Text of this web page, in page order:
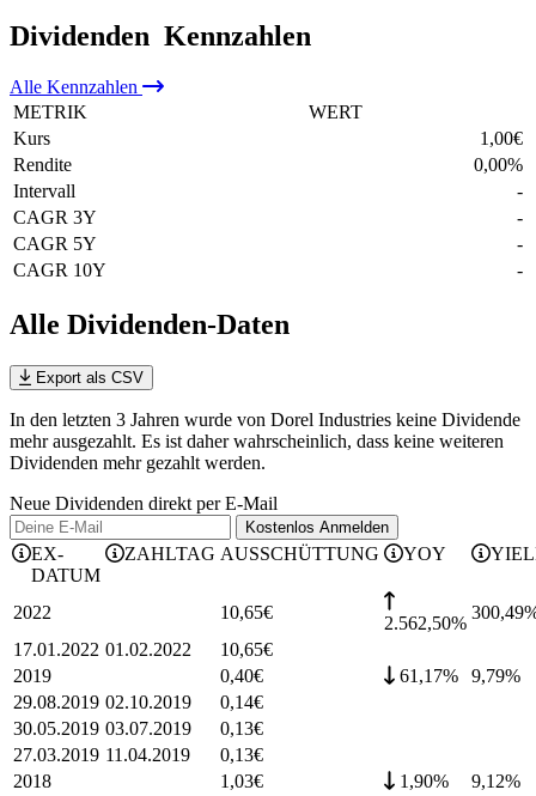
Dividenden Kennzahlen
Alle Kennzahlen
METRIK
WERT
Kurs
1,00€
Rendite
0,00%
Intervall
-
CAGR 3Y
-
CAGR 5Y
-
CAGR 10Y
-
Alle Dividenden-Daten
Export als CSV
In den letzten 3 Jahren wurde von Dorel Industries keine Dividende
mehr ausgezahlt. Es ist daher wahrscheinlich, dass keine weiteren
Dividenden mehr gezahlt werden.
Neue Dividenden direkt per E-Mail
Kostenlos Anmelden
EX-
DATUM
ZAHLTAG AUSSCHÜTTUNG YOY
2022 10,65€
2.562,50%
300,49
17.01.2022 01.02.2022 10,65€
2019
0,40€ 61,17% 9,79%
29.08.2019 02.10.2019 0,14€
30.05.2019 03.07.2019 0,13€
27.03.2019 11.04.2019 0,13€
2018
1,03€ 1,90% 9,12%